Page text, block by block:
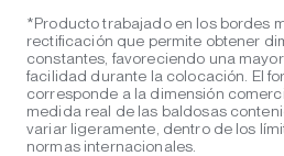
*Producto trabajado en los bordes
rectificación que permite obtener
constantes, favoreciendo una
facilidad durante la colocación. El
corresponde a la dimensión
medida real de las baldosas
variar ligeramente, dentro de los
normas internacionales.